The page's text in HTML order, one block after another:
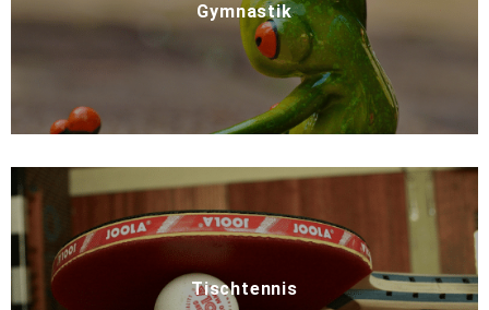
Gymnastik
Tischtennis